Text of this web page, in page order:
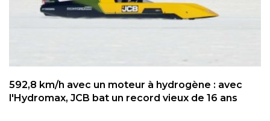
592,8 km/h avec un moteur à hydrogène : avec
l'Hydromax, JCB bat un record vieux de 16 ans